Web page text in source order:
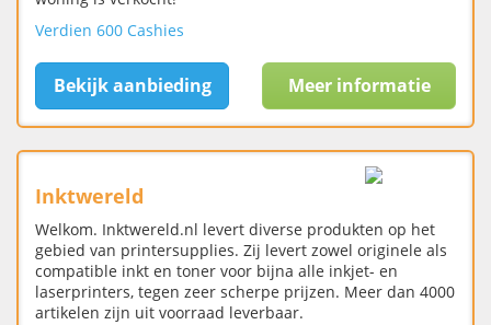
Verdien 600 Cashies
Bekijk aanbieding Meer informatie
Inktwereld
Welkom. Inktwereld.nl levert diverse produkten op het
gebied van printersupplies. Zij levert zowel originele als
compatible inkt en toner voor bijna alle inkjet- en
laserprinters, tegen zeer scherpe prijzen. Meer dan 4000
artikelen zijn uit voorraad leverbaar.